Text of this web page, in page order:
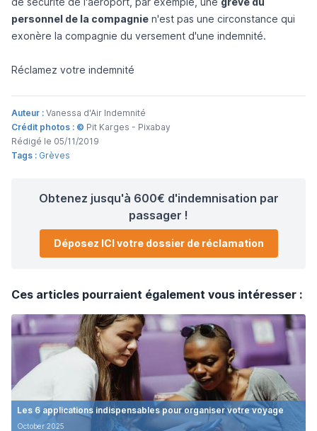
personnel de la compagnie n'est pas une circonstance qui
exonère la compagnie du versement d'une indemnité.
Réclamez votre indemnité
Auteur : Vanessa d'Air Indemnité
Crédit photos : © Pit Karges - Pixabay
Rédigé le 05/11/2019
Tags : Grèves
Obtenez jusqu'à 600€ d'indemnisation par
passager !
Déposez ICI votre dossier de réclamation
Ces articles pourraient également vous intéresser :
Les 6 applications indispensables pour organiser votre voyage
October 2025